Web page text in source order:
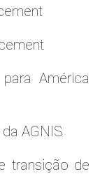
América
AGNIS
transição de